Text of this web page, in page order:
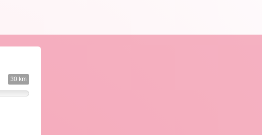
30 km